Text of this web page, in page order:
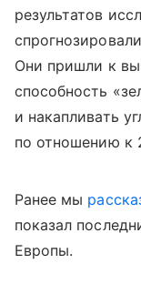
результатов
Они пришли к
способность
и накапливать
по отношению к
Ранее мы
показал
Европы.